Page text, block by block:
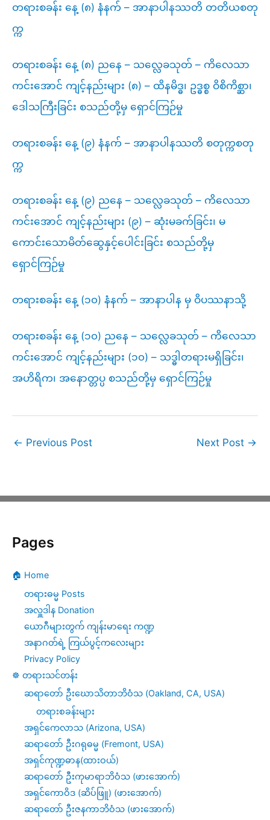
တရားစခန်း နေ့ (၈) နံနက် – အာနာပါနဿတိ တတိယစတု
က္က
တရားစခန်း နေ့ (၈) ညနေ – သလ္လေခသုတ် – ကိလေသာ
ကင်းအောင် ကျင့်နည်းများ (၈) – ထိနမိဒ္ဓ၊ ဥဒ္ဓစ္စ ဝိစိကိစ္ဆာ၊
ဒေါသကြီးခြင်း စသည်တို့မှ ရှောင်ကြဉ်မှု
တရားစခန်း နေ့ (၉) နံနက် – အာနာပါနဿတိ စတုက္ကစတု
က္က
တရားစခန်း နေ့ (၉) ညနေ – သလ္လေခသုတ် – ကိလေသာ
ကင်းအောင် ကျင့်နည်းများ (၉) – ဆုံးမခက်ခြင်း၊ မ
ကောင်းသောမိတ်ဆွေနှင့်ပေါင်းခြင်း စသည်တို့မှ
ရှောင်ကြဉ်မှု
တရားစခန်း နေ့ (၁၀) နံနက် – အာနာပါန မှ ဝိပဿနာသို့
တရားစခန်း နေ့ (၁၀) ညနေ – သလ္လေခသုတ် – ကိလေသာ
ကင်းအောင် ကျင့်နည်းများ (၁၀) – သဒ္ဓါတရားမရှိခြင်း၊
အဟိရိက၊ အနောတ္တပ္ပ စသည်တို့မှ ရှောင်ကြဉ်မှု
← Previous Post Next Post →
Pages
🏠 Home
တရားဓမ္မ Posts
အလှူဒါန Donation
ယောဂီများတွက် ကျန်းမာရေး ကဏ္ဍ
အနာဂတ်ရဲ့ ကြယ်ပွင့်ကလေးများ
Privacy Policy
☸️ တရားသင်တန်း
ဆရာတော် ဦးဃောသိတာဘိဝံသ (Oakland, CA, USA)
တရားစခန်းများ
အရှင်ကေလာသ (Arizona, USA)
ဆရာတော် ဦးဂရုဓမ္မ (Fremont, USA)
အရှင်ကုဏ္ဍဓာန(ထားဝယ်)
ဆရာတော် ဦးကုမာရာဘိဝံသ (ဖားအောက်)
အရှင်ကောဝိဒ (ဆိပ်ဖြူ) (ဖားအောက်)
ဆရာတော် ဦးဇနကာဘိဝံသ (ဖားအောက်)